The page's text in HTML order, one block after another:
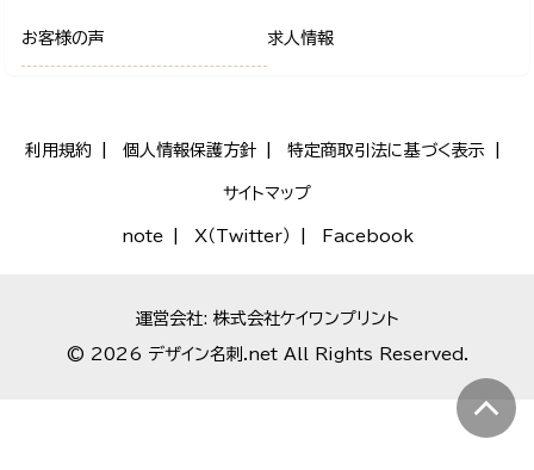
お客様の声 求人情報
利用規約 個人情報保護方針 特定商取引法に基づく表示
サイトマップ
note X（Twitter） Facebook
運営会社: 株式会社ケイワンプリント
© 2026 デザイン名刺.net All Rights Reserved.